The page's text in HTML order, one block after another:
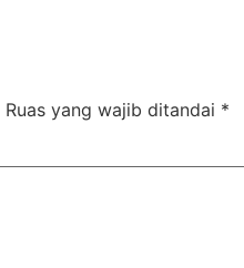
Ruas yang wajib ditandai *